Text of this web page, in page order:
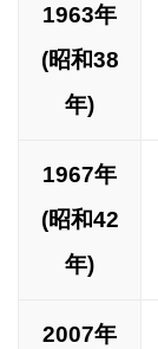
1963年
(昭和38
年)
1967年
(昭和42
年)
2007年